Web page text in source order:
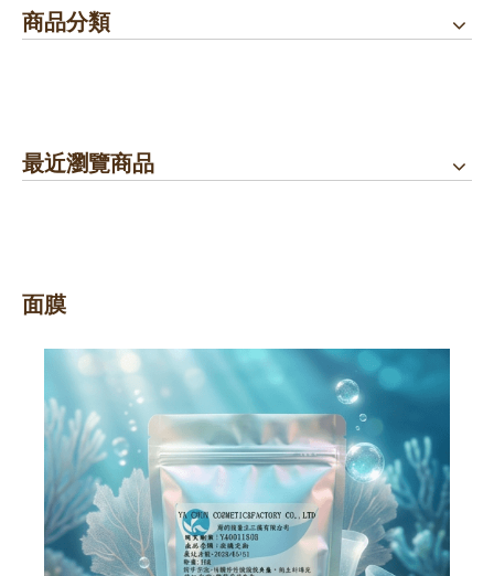
購物禮:送夏日涼感劑100cc.只能噴衣服.不要噴皮膚
專區活動快報:全館滿5000元送檸檬花水500cc
商品分類
最近瀏覽商品
面膜